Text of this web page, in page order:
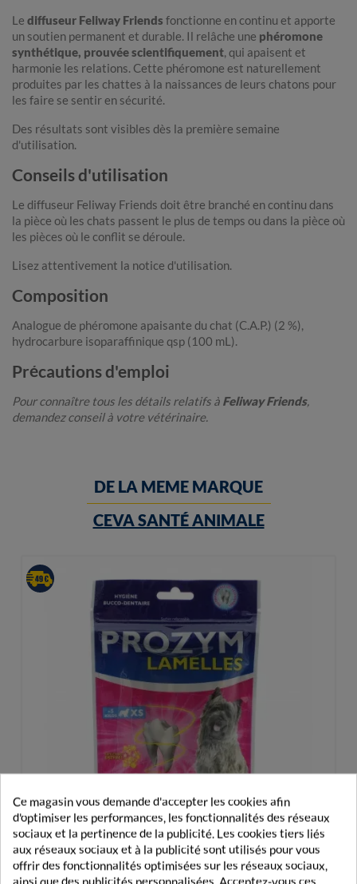
Le diffuseur Feliway Friends fonctionne en continu et apporte
un soutien permanent et durable. Il relâche une phéromone
synthétique, prouvée scientifiquement, qui apaisent et
harmonie les relations. Cette phéromone est naturellement
produites par les chattes à la naissances de leurs chatons pour
les faire se sentir en sécurité.
Des résultats sont visibles dès la première semaine
d'utilisation.
Conseils d'utilisation
Le diffuseur Feliway Friends doit être branché en continu dans
la pièce où les chats passent le plus de temps ou dans la pièce où
les pièces où le conflit se déroule.
Lisez attentivement la notice d'utilisation.
Composition
Analogue de phéromone apaisante du chat (C.A.P.) (2 %),
hydrocarbure isoparaffinique qsp (100 mL).
Précautions d'emploi
Pour connaître tous les détails relatifs à Feliway Friends,
demandez conseil à votre vétérinaire.
DE LA MEME MARQUE
CEVA SANTÉ ANIMALE
Ce magasin vous demande d'accepter les cookies afin
d'optimiser les performances, les fonctionnalités des réseaux
sociaux et la pertinence de la publicité. Les cookies tiers liés
aux réseaux sociaux et à la publicité sont utilisés pour vous
offrir des fonctionnalités optimisées sur les réseaux sociaux,
ainsi que des publicités personnalisées. Acceptez-vous ces